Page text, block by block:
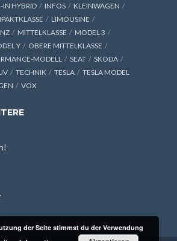
IN HYBRID
INFOS
KLEINWAGEN
LIMOUSINE
MITTELKLASSE
MODEL 3
Y
OBERE MITTELKLASSE
MODELL SEAT
SKODA
TECHNIK TESLA
TESLA MODEL
VOX
der Seite stimmst du der Verwendung